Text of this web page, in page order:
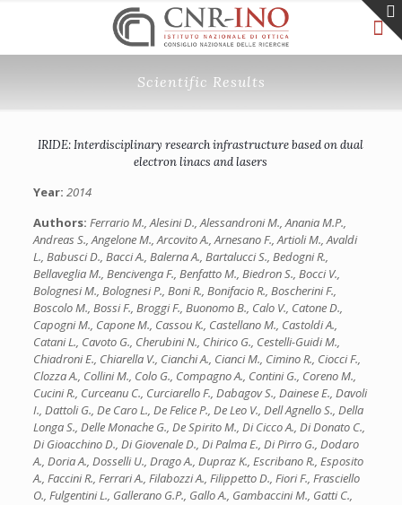
Scientific Results
IRIDE: Interdisciplinary research infrastructure based on dual
electron linacs and lasers
Year: 2014
Authors: Ferrario M., Alesini D., Alessandroni M., Anania M.P.,
Andreas S., Angelone M., Arcovito A., Arnesano F., Artioli M., Avaldi
L., Babusci D., Bacci A., Balerna A., Bartalucci S., Bedogni R.,
Bellaveglia M., Bencivenga F., Benfatto M., Biedron S., Bocci V.,
Bolognesi M., Bolognesi P., Boni R., Bonifacio R., Boscherini F.,
Boscolo M., Bossi F., Broggi F., Buonomo B., Calo V., Catone D.,
Capogni M., Capone M., Cassou K., Castellano M., Castoldi A.,
Catani L., Cavoto G., Cherubini N., Chirico G., Cestelli-Guidi M.,
Chiadroni E., Chiarella V., Cianchi A., Cianci M., Cimino R., Ciocci F.,
Clozza A., Collini M., Colo G., Compagno A., Contini G., Coreno M.,
Cucini R., Curceanu C., Curciarello F., Dabagov S., Dainese E., Davoli
I., Dattoli G., De Caro L., De Felice P., De Leo V., Dell Agnello S., Della
Longa S., Delle Monache G., De Spirito M., Di Cicco A., Di Donato C.,
Di Gioacchino D., Di Giovenale D., Di Palma E., Di Pirro G., Dodaro
A., Doria A., Dosselli U., Drago A., Dupraz K., Escribano R., Esposito
A., Faccini R., Ferrari A., Filabozzi A., Filippetto D., Fiori F., Frasciello
O., Fulgentini L., Gallerano G.P., Gallo A., Gambaccini M., Gatti C.,